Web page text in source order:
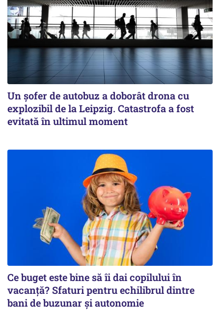
Un șofer de autobuz a doborât drona cu
explozibil de la Leipzig. Catastrofa a fost
evitată în ultimul moment
Ce buget este bine să îi dai copilului în
vacanță? Sfaturi pentru echilibrul dintre
bani de buzunar și autonomie